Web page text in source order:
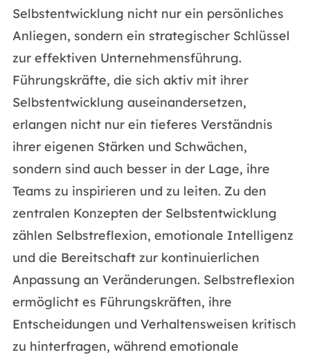
Selbstentwicklung nicht nur ein persönliches
Anliegen, sondern ein strategischer Schlüssel
zur effektiven Unternehmensführung.
Führungskräfte, die sich aktiv mit ihrer
Selbstentwicklung auseinandersetzen,
erlangen nicht nur ein tieferes Verständnis
ihrer eigenen Stärken und Schwächen,
sondern sind auch besser in der Lage, ihre
Teams zu inspirieren und zu leiten. Zu den
zentralen Konzepten der Selbstentwicklung
zählen Selbstreflexion, emotionale Intelligenz
und die Bereitschaft zur kontinuierlichen
Anpassung an Veränderungen. Selbstreflexion
ermöglicht es Führungskräften, ihre
Entscheidungen und Verhaltensweisen kritisch
zu hinterfragen, während emotionale